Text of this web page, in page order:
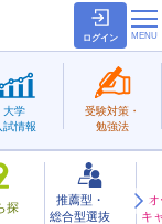
ログイン
探
推薦型・
総合型選抜
キ
大学
試情報
受験対策・
勉強法